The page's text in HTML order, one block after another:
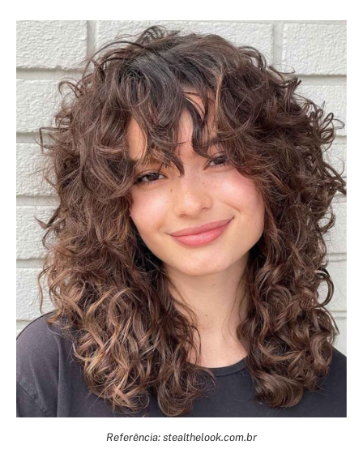
Referência: stealthelook.com.br